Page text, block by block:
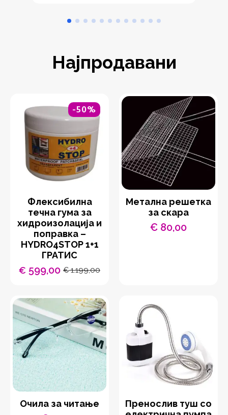
Најпродавани
-50%
Флексибилна
течна гума за
хидроизолација и
поправка –
HYDRO4STOP 1+1
ГРАТИС
€1.199,00
Original
was:
€ 1.199,00.
€ 599,00Current
is:
€ 599,00.
Метална решетка
за скара
€ 80,00
Очила за читање
Пренослив туш со